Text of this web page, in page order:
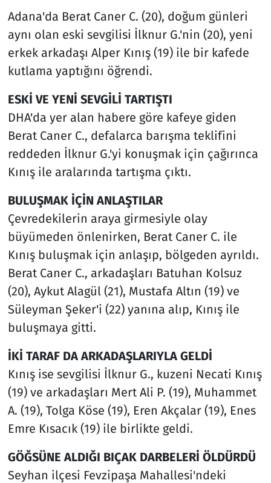
Adana'da Berat Caner C. (20), doğum günleri
aynı olan eski sevgilisi İlknur G.'nin (20), yeni
erkek arkadaşı Alper Kınış (19) ile bir kafede
kutlama yaptığını öğrendi.
ESKİ VE YENİ SEVGİLİ TARTIŞTI
DHA'da yer alan habere göre kafeye giden
Berat Caner C., defalarca barışma teklifini
reddeden İlknur G.'yi konuşmak için çağırınca
Kınış ile aralarında tartışma çıktı.
BULUŞMAK İÇİN ANLAŞTILAR
Çevredekilerin araya girmesiyle olay
büyümeden önlenirken, Berat Caner C. ile
Kınış buluşmak için anlaşıp, bölgeden ayrıldı.
Berat Caner C., arkadaşları Batuhan Kolsuz
(20), Aykut Alagül (21), Mustafa Altın (19) ve
Süleyman Şeker'i (22) yanına alıp, Kınış ile
buluşmaya gitti.
İKİ TARAF DA ARKADAŞLARIYLA GELDİ
Kınış ise sevgilisi İlknur G., kuzeni Necati Kınış
(19) ve arkadaşları Mert Ali P. (19), Muhammet
A. (19), Tolga Köse (19), Eren Akçalar (19), Enes
Emre Kısacık (19) ile birlikte geldi.
GÖĞSÜNE ALDIĞI BIÇAK DARBELERİ ÖLDÜRDÜ
Seyhan ilçesi Fevzipaşa Mahallesi'ndeki
Spor
Teknoloji ve Bilim